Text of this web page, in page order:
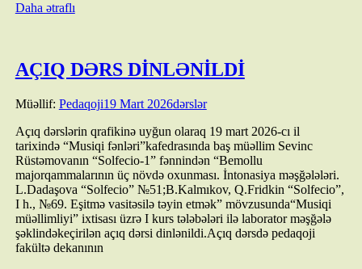
Daha ətraflı
AÇIQ DƏRS DİNLƏNİLDİ
Müəllif: Pedaqoji19 Mart 2026dərslər
Açıq dərslərin qrafikinə uyğun olaraq 19 mart 2026-cı il
tarixində “Musiqi fənləri”kafedrasında baş müəllim Sevinc
Rüstəmovanın “Solfecio-1” fənnindən “Bemollu
majorqammalarının üç növdə oxunması. İntonasiya məşğələləri.
L.Dadaşova “Solfecio” №51;B.Kalmıkov, Q.Fridkin “Solfecio”,
I h., №69. Eşitmə vasitəsilə təyin etmək” mövzusunda“Musiqi
müəllimliyi” ixtisası üzrə I kurs tələbələri ilə laborator məşğələ
şəklindəkeçirilən açıq dərsi dinlənildi.Açıq dərsdə pedaqoji
fakültə dekanının